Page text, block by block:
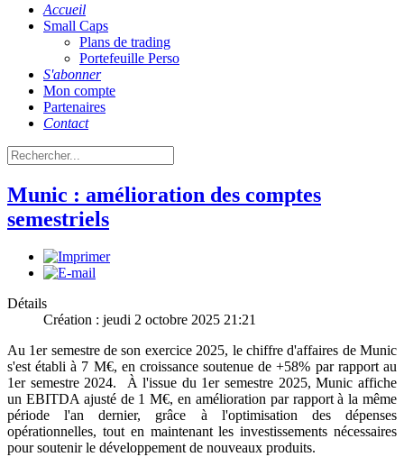
Accueil
Small Caps
Plans de trading
Portefeuille Perso
S'abonner
Mon compte
Partenaires
Contact
Munic : amélioration des comptes
semestriels
Détails
Création : jeudi 2 octobre 2025 21:21
Au 1er semestre de son exercice 2025, le chiffre d'affaires de Munic
s'est établi à 7 M€, en croissance soutenue de +58% par rapport au
1er semestre 2024. À l'issue du 1er semestre 2025, Munic affiche
un EBITDA ajusté de 1 M€, en amélioration par rapport à la même
période l'an dernier, grâce à l'optimisation des dépenses
opérationnelles, tout en maintenant les investissements nécessaires
pour soutenir le développement de nouveaux produits.